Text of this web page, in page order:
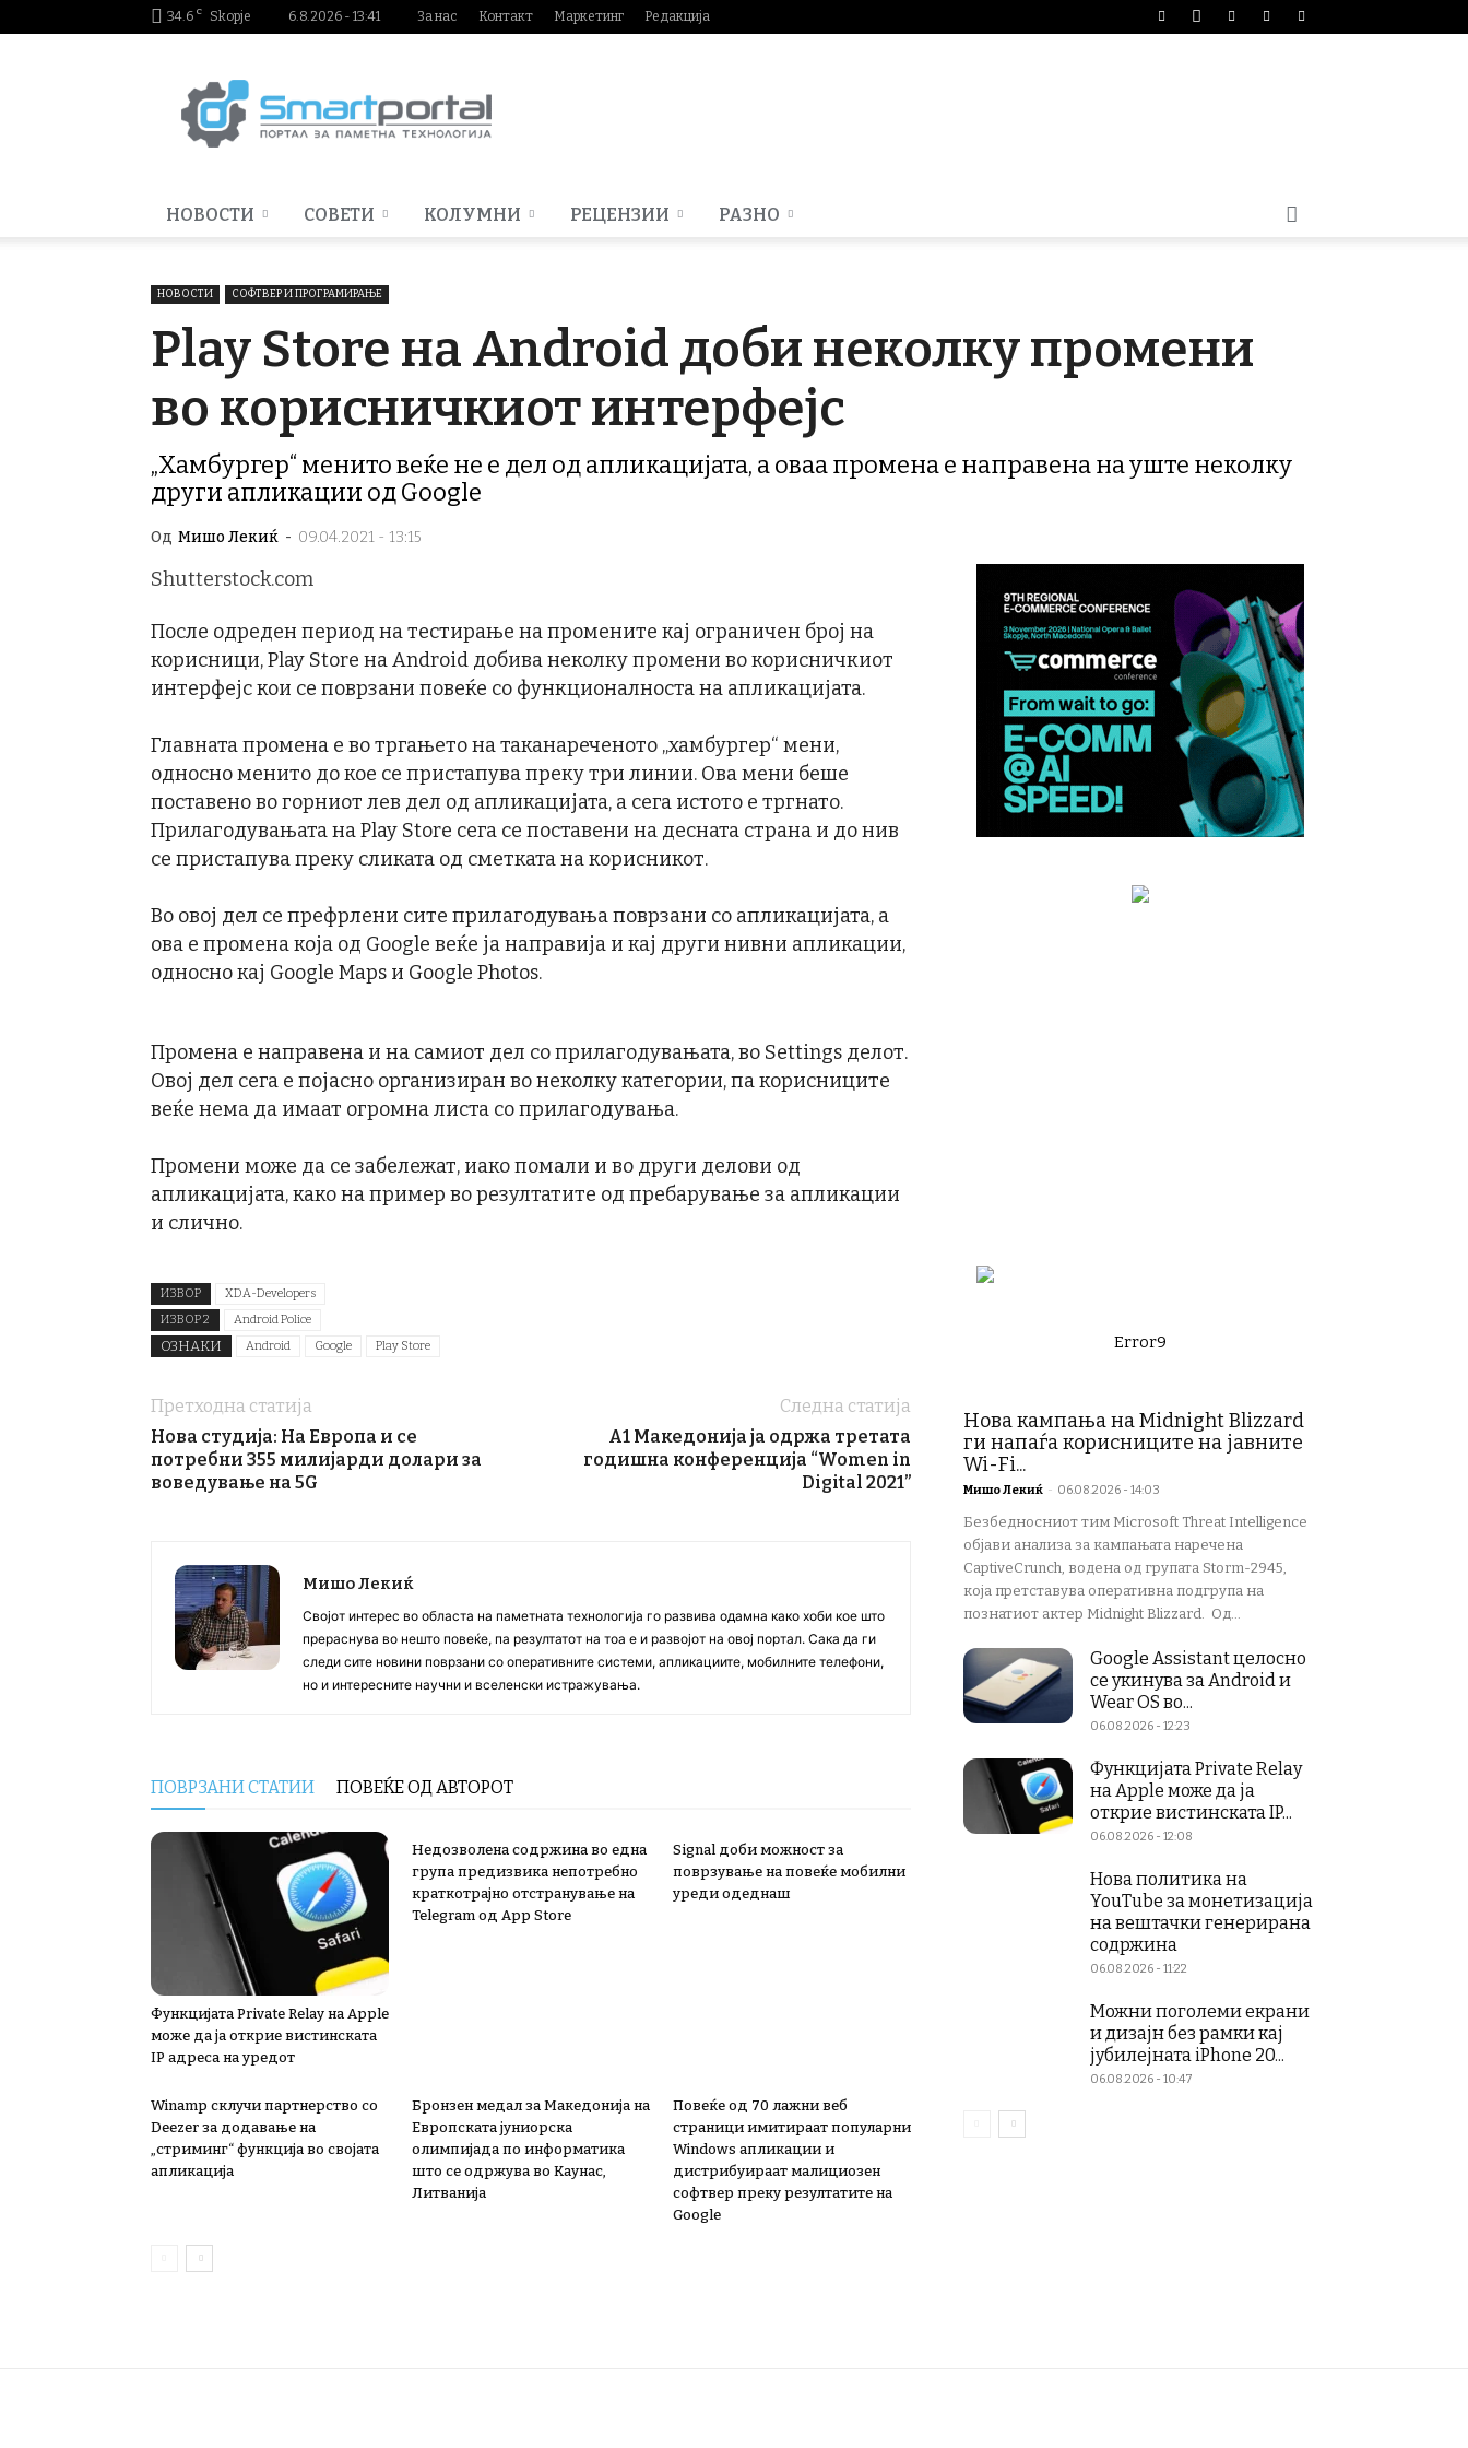
34.6 C Skopje 6.8.2026 - 13:41 За нас Контакт Маркетинг Редакција
НОВОСТИ СОВЕТИ КОЛУМНИ РЕЦЕНЗИИ РАЗНО
НОВОСТИ СОФТВЕР И ПРОГРАМИРАЊЕ
Play Store на Android доби неколку промени
во корисничкиот интерфејс
„Хамбургер“ менито веќе не е дел од апликацијата, а оваа промена е направена на уште неколку
други апликации од Google
Од Мишо Лекиќ - 09.04.2021 - 13:15
Shutterstock.com
После одреден период на тестирање на промените кај ограничен број на
корисници, Play Store на Android добива неколку промени во корисничкиот
интерфејс кои се поврзани повеќе со функционалноста на апликацијата.
Главната промена е во тргањето на таканареченото „хамбургер“ мени,
односно менито до кое се пристапува преку три линии. Ова мени беше
поставено во горниот лев дел од апликацијата, а сега истото е тргнато.
Прилагодувањата на Play Store сега се поставени на десната страна и до нив
се пристапува преку сликата од сметката на корисникот.
Во овој дел се префрлени сите прилагодувања поврзани со апликацијата, а
ова е промена која од Google веќе ја направија и кај други нивни апликации,
односно кај Google Maps и Google Photos.
Промена е направена и на самиот дел со прилагодувањата, во Settings делот.
Овој дел сега е појасно организиран во неколку категории, па корисниците
веќе нема да имаат огромна листа со прилагодувања.
Промени може да се забележат, иако помали и во други делови од
апликацијата, како на пример во резултатите од пребарување за апликации
и слично.
ИЗВОР
XDA-Developers
ИЗВОР 2
Android Police
ОЗНАКИ Android Google Play Store
Претходна статија
Нова студија: На Европа и се
потребни 355 милијарди долари за
воведување на 5G
Следна статија
А1 Македонија ја одржа третата
годишна конференција “Women in
Digital 2021”
Мишо Лекиќ
Својот интерес во областа на паметната технологија го развива одамна како хоби кое што
прераснува во нешто повеќе, па резултатот на тоа е и развојот на овој портал. Сака да ги
следи сите новини поврзани со оперативните системи, апликациите, мобилните телефони,
но и интересните научни и вселенски истражувања.
ПОВРЗАНИ СТАТИИ ПОВЕЌЕ ОД АВТОРОТ
Функцијата Private Relay на Apple
може да ја открие вистинската
IP адреса на уредот
Недозволена содржина во една
група предизвика непотребно
краткотрајно отстранување на
Telegram од App Store
Signal доби можност за
поврзување на повеќе мобилни
уреди одеднаш
Winamp склучи партнерство со
Deezer за додавање на
„стриминг“ функција во својата
апликација
Бронзен медал за Македонија на
Европската јуниорска
олимпијада по информатика
што се одржува во Каунас,
Литванија
Повеќе од 70 лажни веб
страници имитираат популарни
Windows апликации и
дистрибуираат малициозен
софтвер преку резултатите на
Google
Error9
Нова кампања на Midnight Blizzard
ги напаѓа корисниците на јавните
Wi-Fi...
Мишо Лекиќ - 06.08.2026 - 14:03
Безбедносниот тим Microsoft Threat Intelligence
објави анализа за кампањата наречена
CaptiveCrunch, водена од групата Storm-2945,
која претставува оперативна подгрупа на
познатиот актер Midnight Blizzard. Од...
Google Assistant целосно
се укинува за Android и
Wear OS во...
06.08.2026 - 12:23
Функцијата Private Relay
на Apple може да ја
открие вистинската IP...
06.08.2026 - 12:08
Нова политика на
YouTube за монетизација
на вештачки генерирана
содржина
06.08.2026 - 11:22
Можни поголеми екрани
и дизајн без рамки кај
јубилејната iPhone 20...
06.08.2026 - 10:47